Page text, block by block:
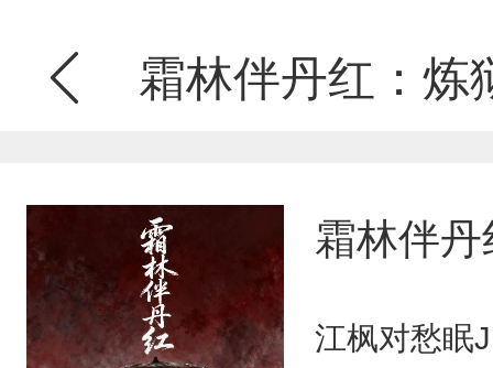
霜林伴丹红：炼
霜林伴
江枫对愁眠